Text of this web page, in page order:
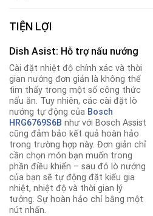
TIỆN LỢI
Dish Asist: Hỗ trợ nấu nướng
Cài đặt nhiệt độ chính xác và thời
gian nướng đơn giản là không thể
tìm thấy trong một số công thức
nấu ăn. Tuy nhiên, các cài đặt lò
nướng tự động của Bosch
HRG6769S6B như với Bosch Assist
cũng đảm bảo kết quả hoàn hảo
trong trường hợp này. Đơn giản chỉ
cần chọn món bạn muốn trong
phần điều khiển – sau đó lò nướng
của bạn sẽ tự động đặt kiểu gia
nhiệt, nhiệt độ và thời gian lý
tưởng. Sự hoàn hảo chỉ bằng một
nút nhấn.